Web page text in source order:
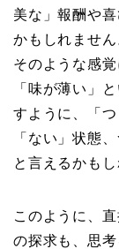
美な」報酬や
かもしれませ
そのような感
「味が薄い」
すように、「
「ない」状態
と言えるかもし
このように、
の探求も、思